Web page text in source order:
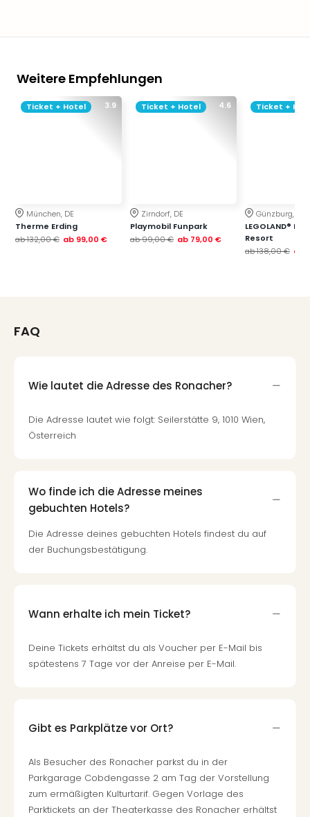
Weitere Empfehlungen
3.9
Ticket + Hotel
München, DE
Therme Erding
ab132,00 € ab 99,00 €
4.6
Ticket + Hotel
Zirndorf, DE
Playmobil Funpark
ab99,00 € ab 79,00 €
Ticket +
Günzburg, DE
LEGOLAND®
Resort
ab138,00 € ab
FAQ
Wie lautet die Adresse des Ronacher?
Die Adresse lautet wie folgt: Seilerstätte 9, 1010 Wien,
Österreich
Wo finde ich die Adresse meines
gebuchten Hotels?
Die Adresse deines gebuchten Hotels findest du auf
der Buchungsbestätigung.
Wann erhalte ich mein Ticket?
Deine Tickets erhältst du als Voucher per E-Mail bis
spätestens 7 Tage vor der Anreise per E-Mail.
Gibt es Parkplätze vor Ort?
Als Besucher des Ronacher parkst du in der
Parkgarage Cobdengasse 2 am Tag der Vorstellung
zum ermäßigten Kulturtarif. Gegen Vorlage des
Parktickets an der Theaterkasse des Ronacher erhältst